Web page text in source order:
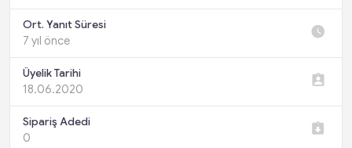
Ort. Yanıt Süresi
7 yıl önce
Üyelik Tarihi
18.06.2020
Sipariş Adedi
0